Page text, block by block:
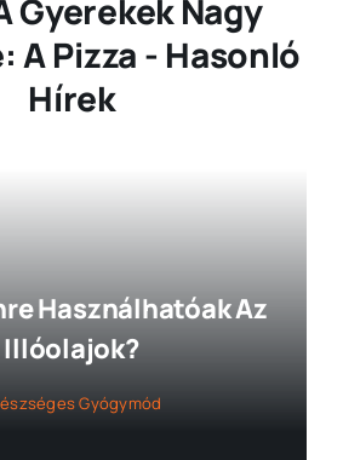
Gyerekek Nagy
A Pizza - Hasonló
Hírek
Használhatóak Az
Illóolajok?
Gyógymód